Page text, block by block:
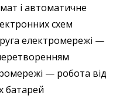
і автоматичне
схем
електромережі —
— робота від
батарей